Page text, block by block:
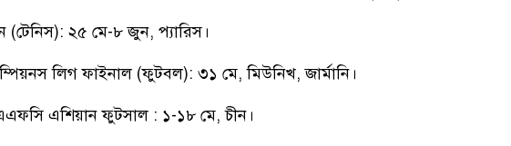
(টেনিস): ২৫ মে-৮ জুন, প্যারিস।
লিগ ফাইনাল (ফুটবল): ৩১ মে, মিউনিখ, জার্মানি।
এশিয়ান ফুটসাল : ১-১৮ মে, চীন।